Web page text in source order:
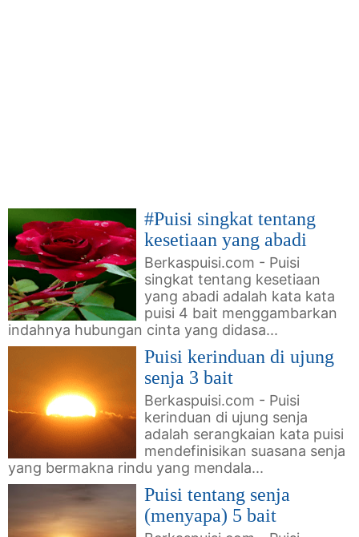
#Puisi singkat tentang
kesetiaan yang abadi
Berkaspuisi.com - Puisi
singkat tentang kesetiaan
yang abadi adalah kata kata
puisi 4 bait menggambarkan
indahnya hubungan cinta yang didasa...
Puisi kerinduan di ujung
senja 3 bait
Berkaspuisi.com - Puisi
kerinduan di ujung senja
adalah serangkaian kata puisi
mendefinisikan suasana senja
yang bermakna rindu yang mendala...
Puisi tentang senja
(menyapa) 5 bait